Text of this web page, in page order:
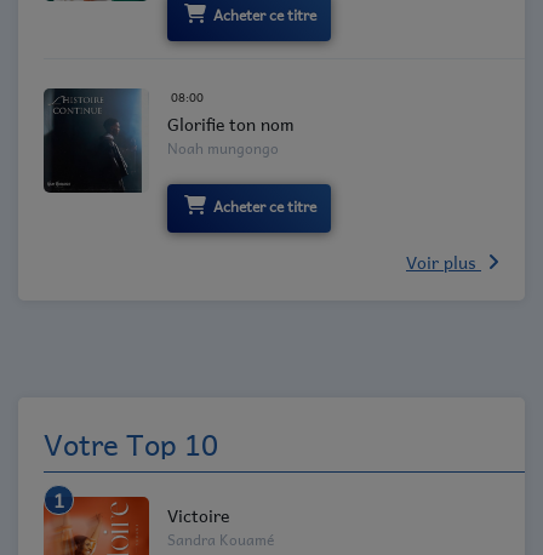
Acheter ce titre
08:00
Glorifie ton nom
Noah mungongo
Acheter ce titre
Voir plus
Votre Top 10
1 Victoire
Sandra Kouamé